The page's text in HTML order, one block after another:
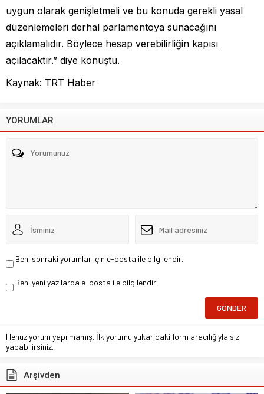
uygun olarak genişletmeli ve bu konuda gerekli yasal
düzenlemeleri derhal parlamentoya sunacağını
açıklamalıdır. Böylece hesap verebilirliğin kapısı
açılacaktır.” diye konuştu.
Kaynak: TRT Haber
YORUMLAR
Beni sonraki yorumlar için e-posta ile bilgilendir.
Beni yeni yazılarda e-posta ile bilgilendir.
Henüz yorum yapılmamış. İlk yorumu yukarıdaki form aracılığıyla siz
yapabilirsiniz.
Arşivden